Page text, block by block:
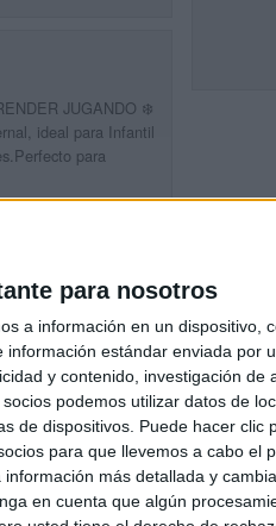
para nosotros
a información en un dispositivo,
estándar enviada por
y contenido, investigación de
podemos utilizar datos de
de dispositivos. Puede hacer clic
para que llevemos a cabo el
más detallada y
en cuenta que algún
JUGANDO ❄️
ideal para Infantil
para
EN EL
Infantil y alumnado
trabajar
la temática del